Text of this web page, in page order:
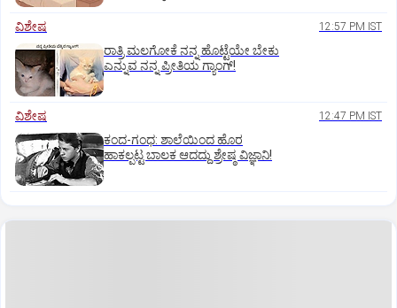
ವಿಶೇಷ 12:57 PM IST
ರಾತ್ರಿ ಮಲಗೋಕೆ ನನ್ನ ಹೊಟ್ಟೆಯೇ ಬೇಕು
ಎನ್ನುವ ನನ್ನ ಪ್ರೀತಿಯ ಗ್ಯಾಂಗ್!
ವಿಶೇಷ 12:47 PM IST
ಕಂದ-ಗಂಧ: ಶಾಲೆಯಿಂದ ಹೊರ
ಹಾಕಲ್ಪಟ್ಟ ಬಾಲಕ ಆದದ್ದು ಶ್ರೇಷ್ಠ ವಿಜ್ಞಾನಿ!